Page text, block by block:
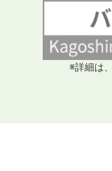
※詳細は